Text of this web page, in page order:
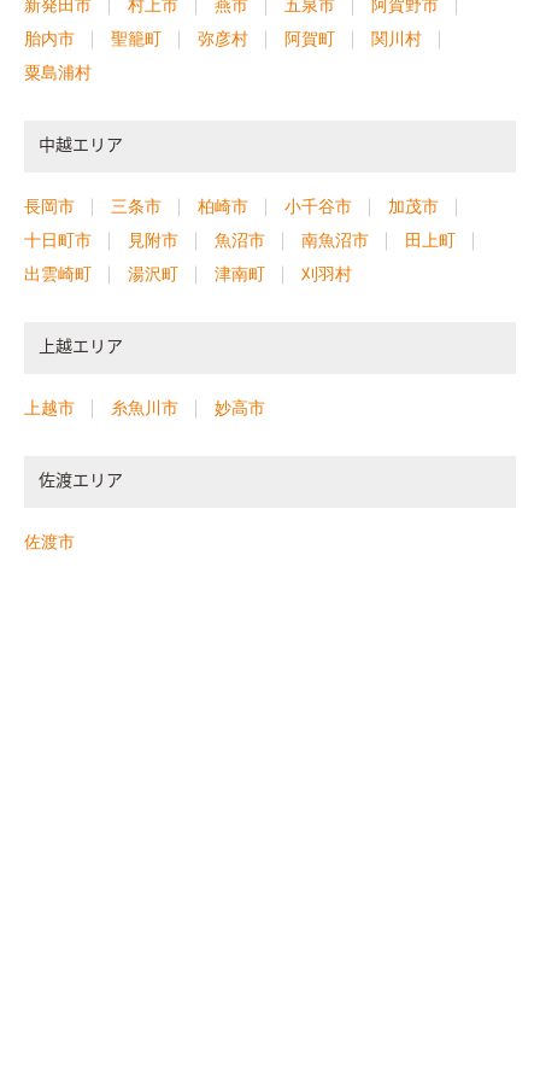
新発田市 村上市 燕市 五泉市
阿賀野市
胎内市
聖籠町 弥彦村 阿賀町
関川村
粟島浦村
中越エリア
長岡市 三条市 柏崎市 小千谷市
加茂市
十日町市
見附市 魚沼市 南魚沼市
田上町
出雲崎町
湯沢町 津南町 刈羽村
上越エリア
上越市 糸魚川市 妙高市
佐渡エリア
佐渡市